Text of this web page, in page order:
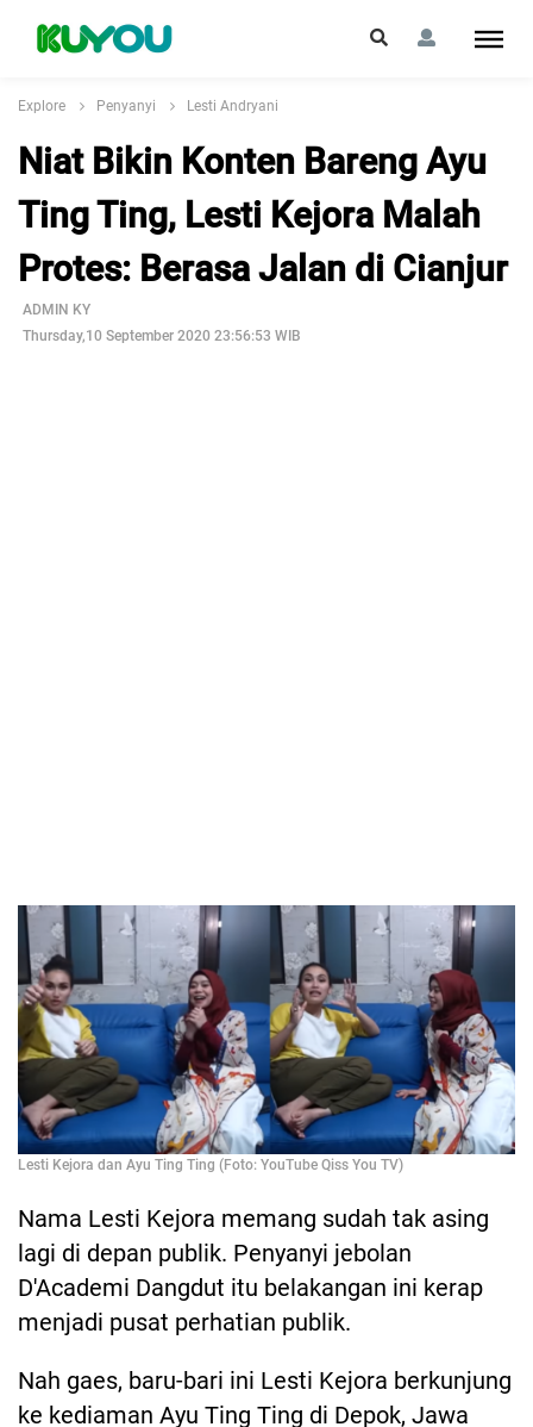
Explore Penyanyi Lesti Andryani
Niat Bikin Konten Bareng Ayu
Ting Ting, Lesti Kejora Malah
Protes: Berasa Jalan di Cianjur
ADMIN KY
Thursday,10 September 2020 23:56:53 WIB
Lesti Kejora dan Ayu Ting Ting (Foto: YouTube Qiss You TV)
Nama Lesti Kejora memang sudah tak asing
lagi di depan publik. Penyanyi jebolan
D'Academi Dangdut itu belakangan ini kerap
menjadi pusat perhatian publik.
Nah gaes, baru-bari ini Lesti Kejora berkunjung
ke kediaman Ayu Ting Ting di Depok, Jawa